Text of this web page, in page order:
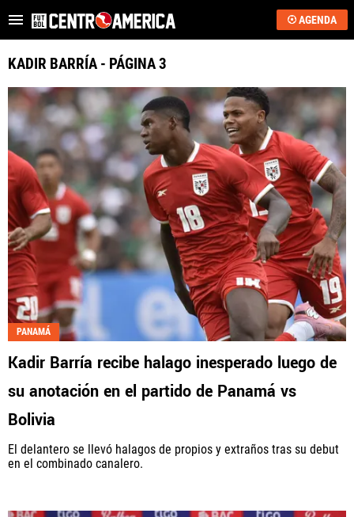
AGENDA
Critican a Washington Ortega
ÚLTIMAS NOTICIAS
SAPRISSA
ALAJUELENSE
KEYLOR NAVAS
COSTA RICA
HONDURAS
GUATEMALA
EL SALVADOR
PANAMÁ
NICARAGUA
CONCACAF
KADIR BARRÍA - PÁGINA 3
PANAMÁ
Kadir Barría recibe halago inesperado luego de
su anotación en el partido de Panamá vs
Bolivia
El delantero se llevó halagos de propios y extraños tras su debut
en el combinado canalero.